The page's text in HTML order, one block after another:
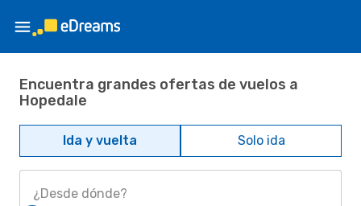
Encuentra grandes ofertas de vuelos a
Hopedale
Ida y vuelta Solo ida
¿Desde dónde?